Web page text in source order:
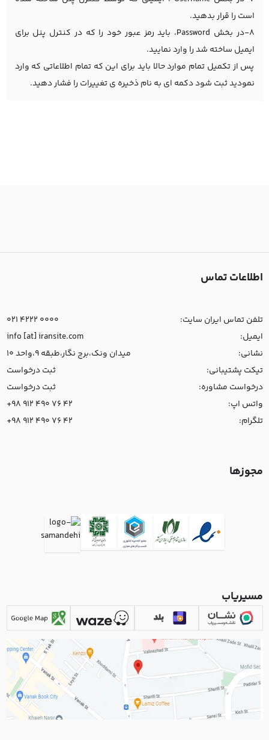
است را قرار بدهید.
8-در بخش Password، باید رمز عبور خود را که در کنترل پنل برای
ایمیل ساخته شد را وارد نمایید.
پس از تکمیل تمام موارد حالا باید برای این که تمام اطلاعاتی که وارد
نمودید ثبت شود دکمه ای به نام ذخیره ی تغییرات را فشار دهید.
اطلاعات تماس
تلفن تماس ایران سایت:
021 4222 0000
ایمیل:
info [at] iransite.com
نشانی:
میدان ونک،برج نگار،طبقه 9،واحد 10
تیکت پشتیبانی:
ثبت درخواست
درخواست مشاوره:
ثبت درخواست
واتس اپ:
+98 912 490 76 42
تلگرام:
+98 912 490 76 42
مجوزها
مسیریاب